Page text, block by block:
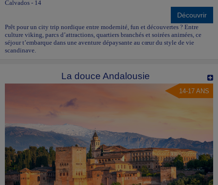
Calvados - 14
Découvrir
Prêt pour un city trip nordique entre modernité, fun et découvertes ? Entre
culture viking, parcs d’attractions, quartiers branchés et soirées animées, ce
séjour t’embarque dans une aventure dépaysante au cœur du style de vie
scandinave.
La douce Andalousie
14-17 ANS